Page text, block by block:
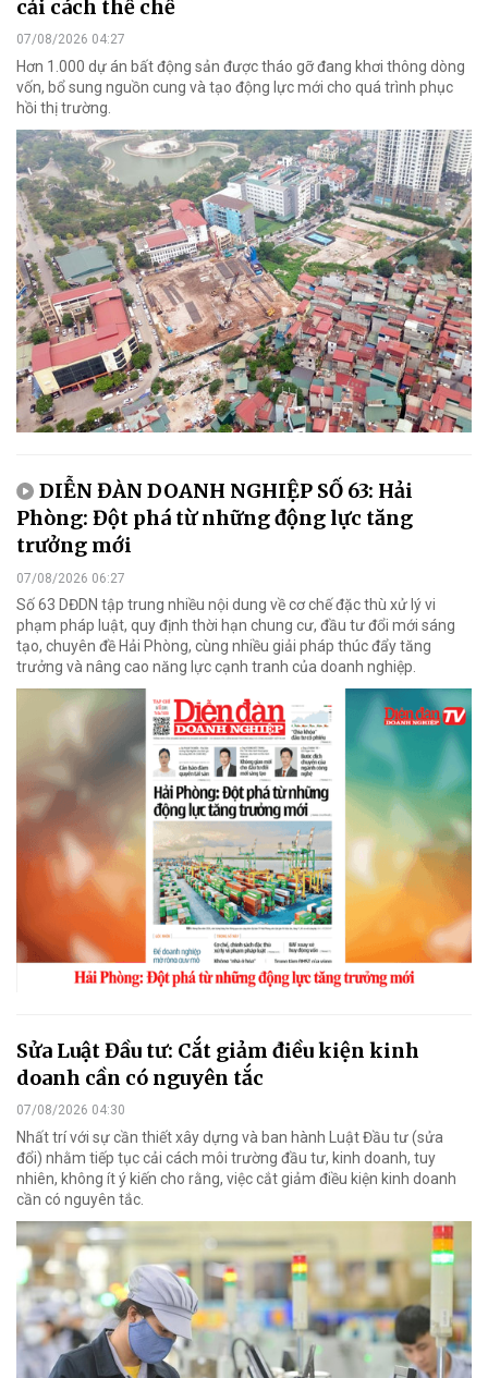
cải cách thể chế
07/08/2026 04:27
Hơn 1.000 dự án bất động sản được tháo gỡ đang khơi thông dòng
vốn, bổ sung nguồn cung và tạo động lực mới cho quá trình phục
hồi thị trường.
DIỄN ĐÀN DOANH NGHIỆP SỐ 63: Hải
Phòng: Đột phá từ những động lực tăng
trưởng mới
07/08/2026 06:27
Số 63 DĐDN tập trung nhiều nội dung về cơ chế đặc thù xử lý vi
phạm pháp luật, quy định thời hạn chung cư, đầu tư đổi mới sáng
tạo, chuyên đề Hải Phòng, cùng nhiều giải pháp thúc đẩy tăng
trưởng và nâng cao năng lực cạnh tranh của doanh nghiệp.
Sửa Luật Đầu tư: Cắt giảm điều kiện kinh
doanh cần có nguyên tắc
07/08/2026 04:30
Nhất trí với sự cần thiết xây dựng và ban hành Luật Đầu tư (sửa
đổi) nhằm tiếp tục cải cách môi trường đầu tư, kinh doanh, tuy
nhiên, không ít ý kiến cho rằng, việc cắt giảm điều kiện kinh doanh
cần có nguyên tắc.